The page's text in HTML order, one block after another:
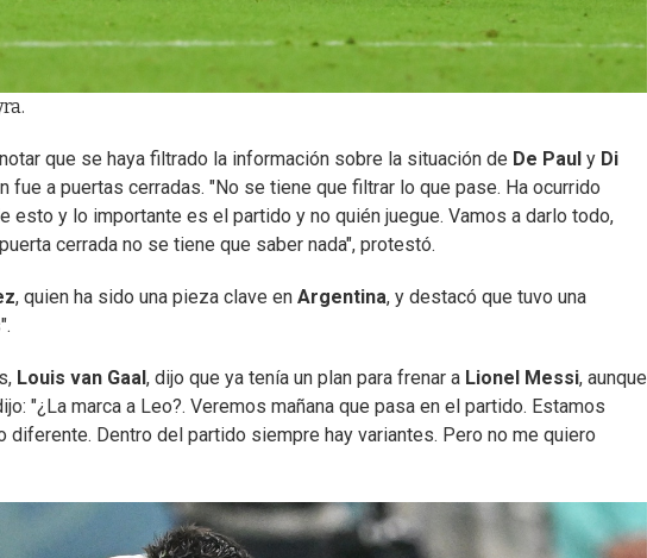
que se haya filtrado la información sobre la situación de De Paul y Di
fue a puertas cerradas. "No se tiene que filtrar lo que pase. Ha ocurrido
esto y lo importante es el partido y no quién juegue. Vamos a darlo todo,
cerrada no se tiene que saber nada", protestó.
, quien ha sido una pieza clave en Argentina, y destacó que tuvo una
Louis van Gaal, dijo que ya tenía un plan para frenar a Lionel Messi, aunque
"¿La marca a Leo?. Veremos mañana que pasa en el partido. Estamos
Dentro del partido siempre hay variantes. Pero no me quiero